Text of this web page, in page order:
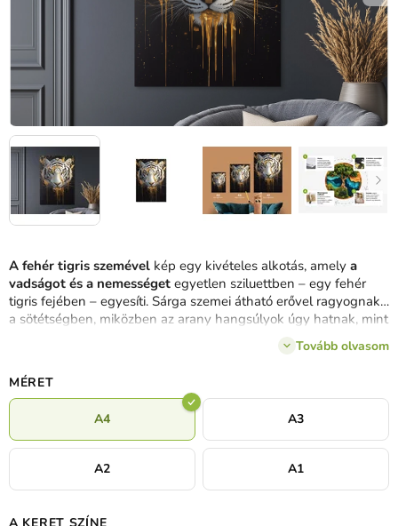
A fehér tigris szemével kép egy kivételes alkotás, amely a
vadságot és a nemességet egyetlen sziluettben – egy fehér
tigris fejében – egyesíti. Sárga szemei átható erővel ragyognak
a sötétségben, miközben az arany hangsúlyok úgy hatnak, mint
a bundáján végigfolyó és a fekete háttérbe olvadó folyékony
fém. A fehér szőrzet, a fekete csíkok és a fémes részletek
kontrasztja
megállított érzelmek
benyomását kelti. A kép ideális
fókuszpont egy olyan enteriőr számára, amely kivételes vizuális
élményt keres.
Tovább olvasom
MÉRET
A4 A3
A2 A1